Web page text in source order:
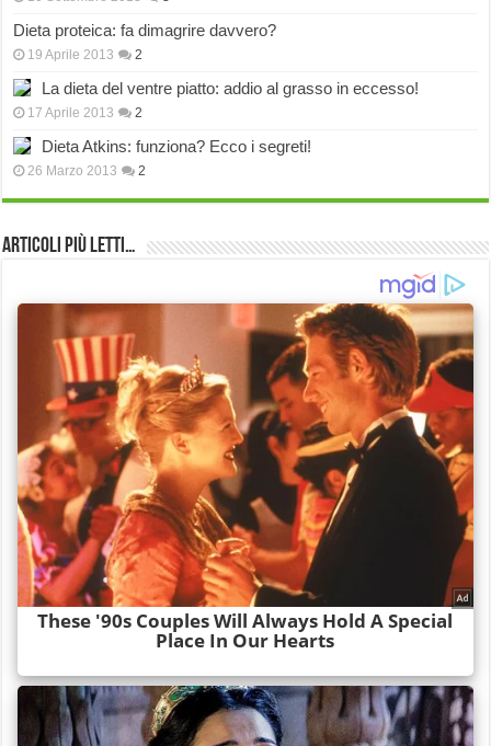
Dieta proteica: fa dimagrire davvero?
19 Aprile 2013 2
La dieta del ventre piatto: addio al grasso in eccesso!
17 Aprile 2013 2
Dieta Atkins: funziona? Ecco i segreti!
26 Marzo 2013 2
Articoli più Letti…